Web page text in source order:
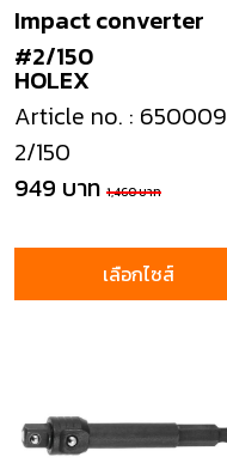
HOLEX
Impact converter
#2/150
Article no. : 650009
2/150
949 บาท 1,460 บาท
เลือกไซส์